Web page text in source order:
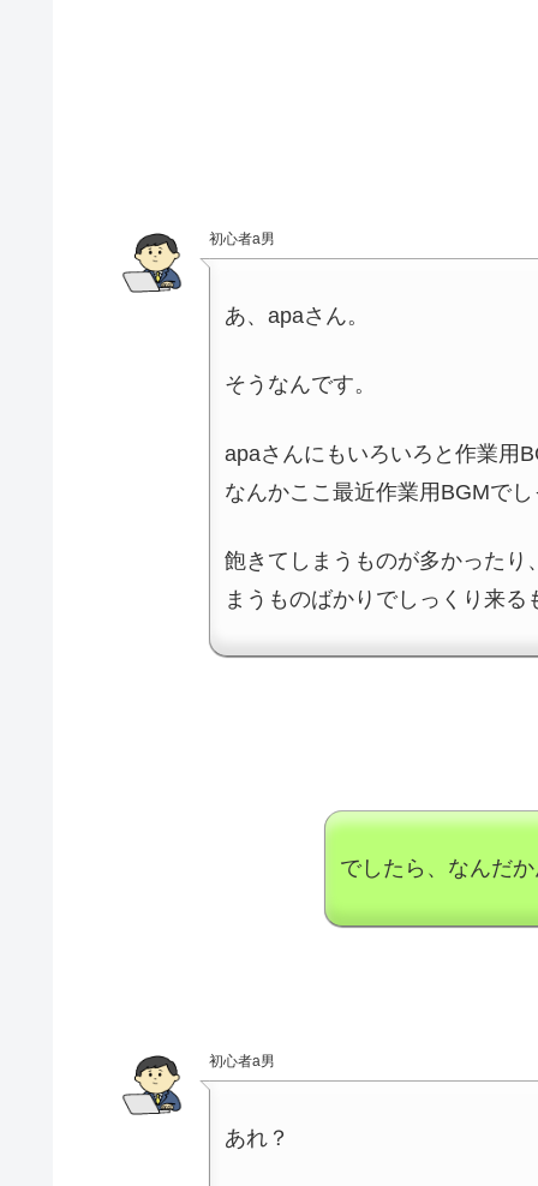
初心者a男
あ、apaさん。
そうなんです。
apaさんにもいろいろと作業用
なんかここ最近作業用BGMで
飽きてしまうものが多かったり
まうものばかりでしっくり来る
でしたら、なんだ
初心者a男
あれ？